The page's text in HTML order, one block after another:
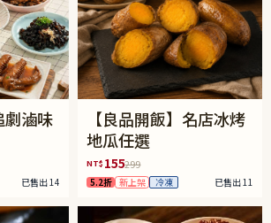
劇滷味
已售出 14
【良品開飯】名店冰烤
地瓜任選
NT$ 155299
5.2折 新上架 冷凍 已售出 11